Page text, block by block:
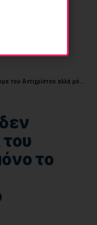
με το 666. Αντίχριστος είναι ο Ακατανόμαστος.
το